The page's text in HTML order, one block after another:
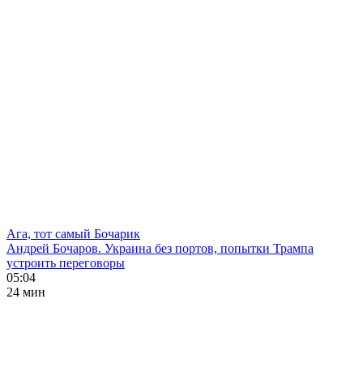
Ага, тот самый Бочарик
Андрей Бочаров. Украина без портов, попытки Трампа
устроить переговоры
05:04
24 мин